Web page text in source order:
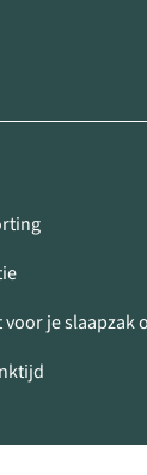
je slaapzak